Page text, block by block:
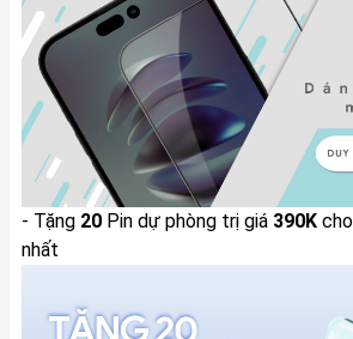
- Tặng 20 Pin dự phòng trị giá 390Kcho
nhất